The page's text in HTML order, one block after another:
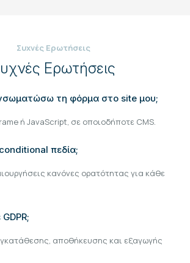
Συχνές Ερωτήσεις
Ερωτήσεις
τη φόρμα στο site μου;
ή JavaScript, σε οποιοδήποτε CMS.
πεδία;
κανόνες ορατότητας για κάθε
αποθήκευσης και εξαγωγής